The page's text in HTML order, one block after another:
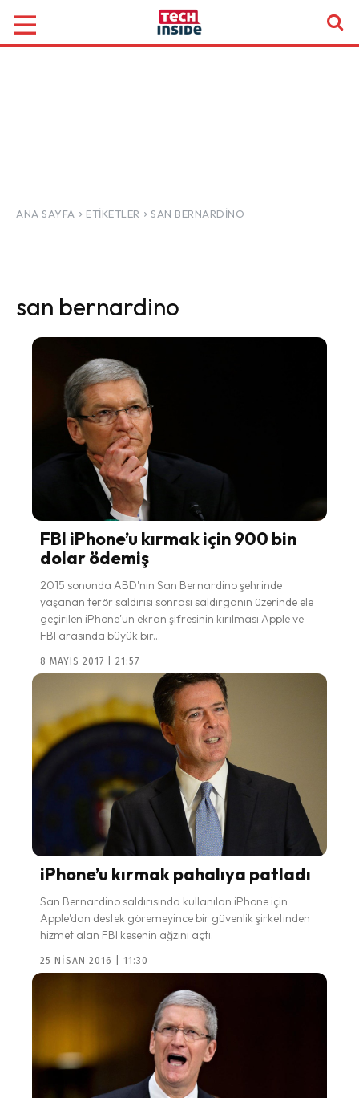
ANA SAYFA ETIKETLER SAN BERNARDINO
san bernardino
FBI iPhone’u kırmak için 900 bin
dolar ödemiş
2015 sonunda ABD'nin San Bernardino şehrinde
yaşanan terör saldırısı sonrası saldırganın üzerinde ele
geçirilen iPhone'un ekran şifresinin kırılması Apple ve
FBI arasında büyük bir...
8 MAYIS 2017 | 21:57
iPhone’u kırmak pahalıya patladı
San Bernardino saldırısında kullanılan iPhone için
Apple'dan destek göremeyince bir güvenlik şirketinden
hizmet alan FBI kesenin ağzını açtı.
25 NISAN 2016 | 11:30